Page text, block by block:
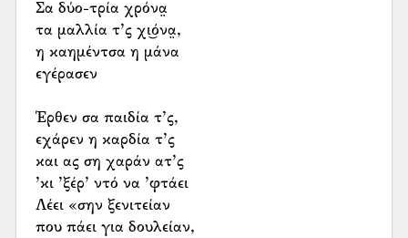
Σα δύο-τρία χρόνα̤
τα μαλλία τ’ς χι͜όνα̤,
η καημέντσα η μάνα
εγέρασεν
Έρθεν σα παιδία τ’ς,
εχάρεν η καρδία τ’ς
και ας ση χαράν ατ’ς
’κι ’ξέρ’ ντό να ’φτάει
Λέει «σην ξενιτείαν
που πάει για δουλείαν,